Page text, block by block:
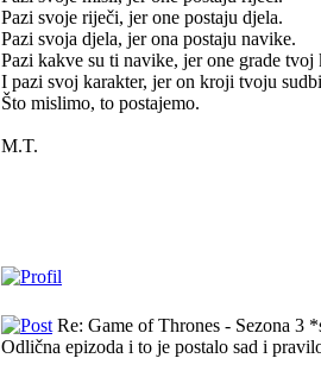
Pazi svoje riječi, jer one postaju djela.
Pazi svoja djela, jer ona postaju navike.
Pazi kakve su ti navike, jer one grade tvoj
I pazi svoj karakter, jer on kroji tvoju
Što mislimo, to postajemo.
M.T.
Re: Game of Thrones - Sezona 3
Odlična epizoda i to je postalo sad i